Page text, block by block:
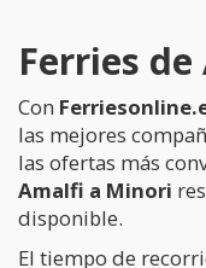
Ferries
Con
las mejores
las ofertas más
Amalfi a Minori
disponible.
El tiempo de